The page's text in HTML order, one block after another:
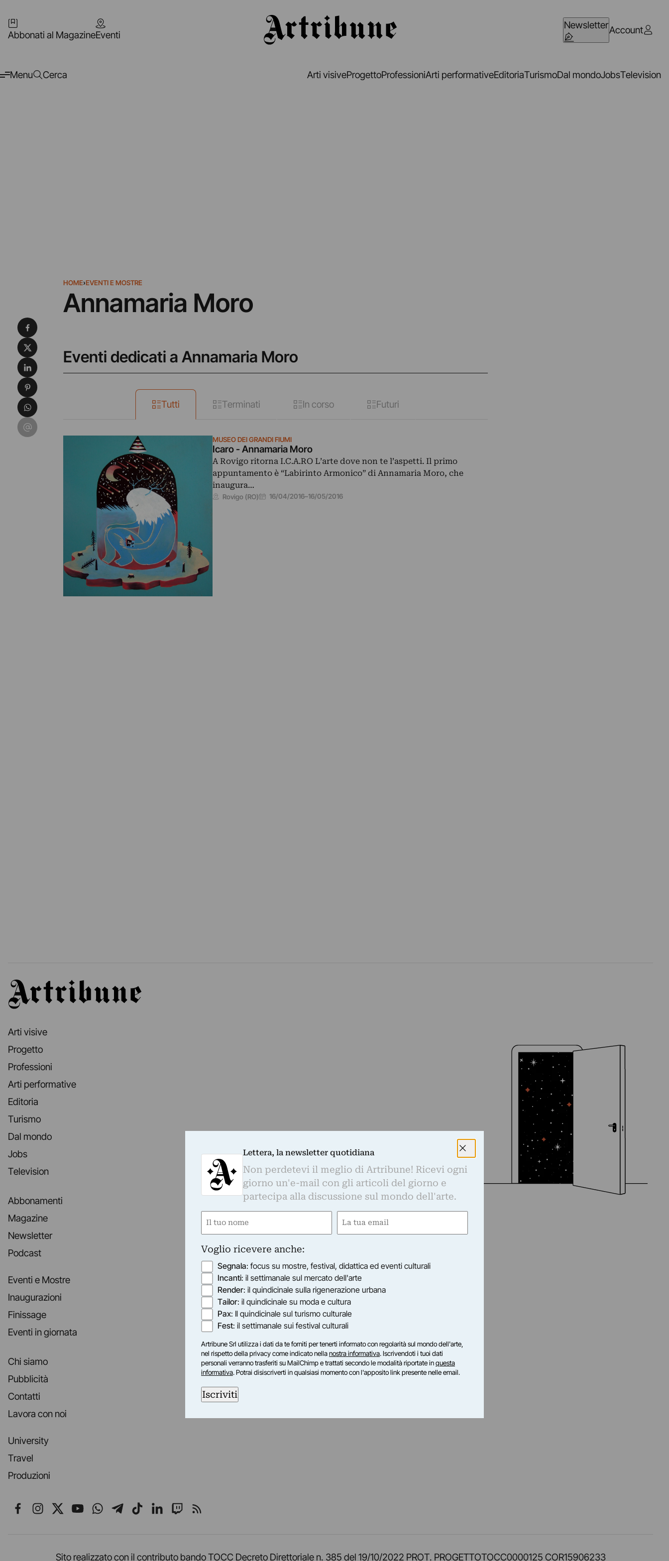
Abbonati al MagazineEventi
NewsletterAccount
Menu Cerca Arti visiveProgettoProfessioniArti performativeEditoriaTurismoDal mondoJobsTelevision
HOME›EVENTI E MOSTRE
Annamaria Moro
Eventi dedicati a Annamaria Moro
Tutti Terminati In corso Futuri
MUSEO DEI GRANDI FIUMI
Icaro - Annamaria Moro
A Rovigo ritorna I.C.A.RO L’arte dove non te l’aspetti. Il primo
appuntamento è “Labirinto Armonico” di Annamaria Moro, che
inaugura…
Rovigo (RO) 16/04/2016–16/05/2016
Condividi su Facebook
Condividi su X
Condividi su LinkedIn
Condividi su Pinterest
Condividi su WhatsApp
Condividi su Email
Artribune
Arti visive
Progetto
Professioni
Arti performative
Editoria
Turismo
Dal mondo
Jobs
Television
Abbonamenti
Magazine
Newsletter
Podcast
Eventi e Mostre
Inaugurazioni
Finissage
Eventi in giornata
Chi siamo
Pubblicità
Contatti
Lavora con noi
University
Travel
Produzioni
Seguici su Facebook
Seguici su Instagram
Seguici su X
Seguici su YouTube
Seguici su WhatsApp
Seguici su Telegram
Seguici su TikTok
Seguici su LinkedIn
Seguici su Twitch
Seguici su Rss
Sito realizzato con il contributo bando TOCC Decreto Direttoriale n. 385 del 19/10/2022 PROT. PROGETTOTOCC0000125 COR15906233
Lettera, la newsletter quotidiana
Non perdetevi il meglio di Artribune! Ricevi ogni
giorno un'e-mail con gli articoli del giorno e
partecipa alla discussione sul mondo dell'arte.
Nome
Email
Voglio ricevere anche:
Segnala: focus su mostre, festival, didattica ed eventi culturali
Incanti: il settimanale sul mercato dell'arte
Render: il quindicinale sulla rigenerazione urbana
Tailor: il quindicinale su moda e cultura
Pax: Il quindicinale sul turismo culturale
Fest: il settimanale sui festival culturali
Artribune Srl utilizza i dati da te forniti per tenerti informato con regolarità sul mondo dell'arte,
nel rispetto della privacy come indicato nellanostra informativa. Iscrivendoti i tuoi dati
personali verranno trasferiti su MailChimp e trattati secondo le modalità riportate inquesta
informativa. Potrai disiscriverti in qualsiasi momento con l'apposito link presente nelle email.
Iscriviti